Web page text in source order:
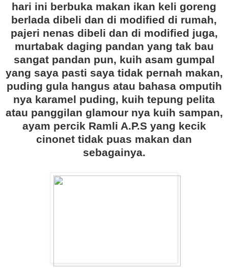
hari ini berbuka makan ikan keli goreng
berlada dibeli dan di modified di rumah,
pajeri nenas dibeli dan di modified juga,
murtabak daging pandan yang tak bau
sangat pandan pun, kuih asam gumpal
yang saya pasti saya tidak pernah makan,
puding gula hangus atau bahasa omputih
nya karamel puding, kuih tepung pelita
atau panggilan glamour nya kuih sampan,
ayam percik Ramli A.P.S yang kecik
cinonet tidak puas makan dan
sebagainya.